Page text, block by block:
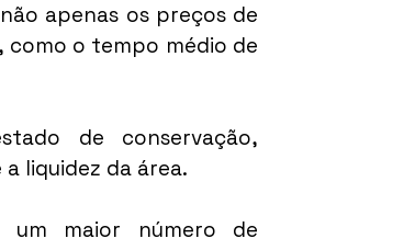
apenas os preços de
como o tempo médio de
de conservação,
liquidez da área.
um maior número de